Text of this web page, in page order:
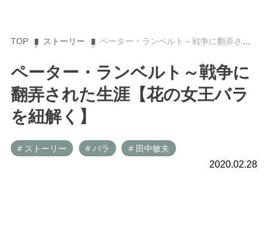
TOP ストーリー ペーター・ランベルト～戦争に翻弄された生涯【花の女王バラを紐解く】
ペーター・ランベルト～戦争に
翻弄された生涯【花の女王バラ
を紐解く】
# ストーリー # バラ # 田中敏夫
2020.02.28